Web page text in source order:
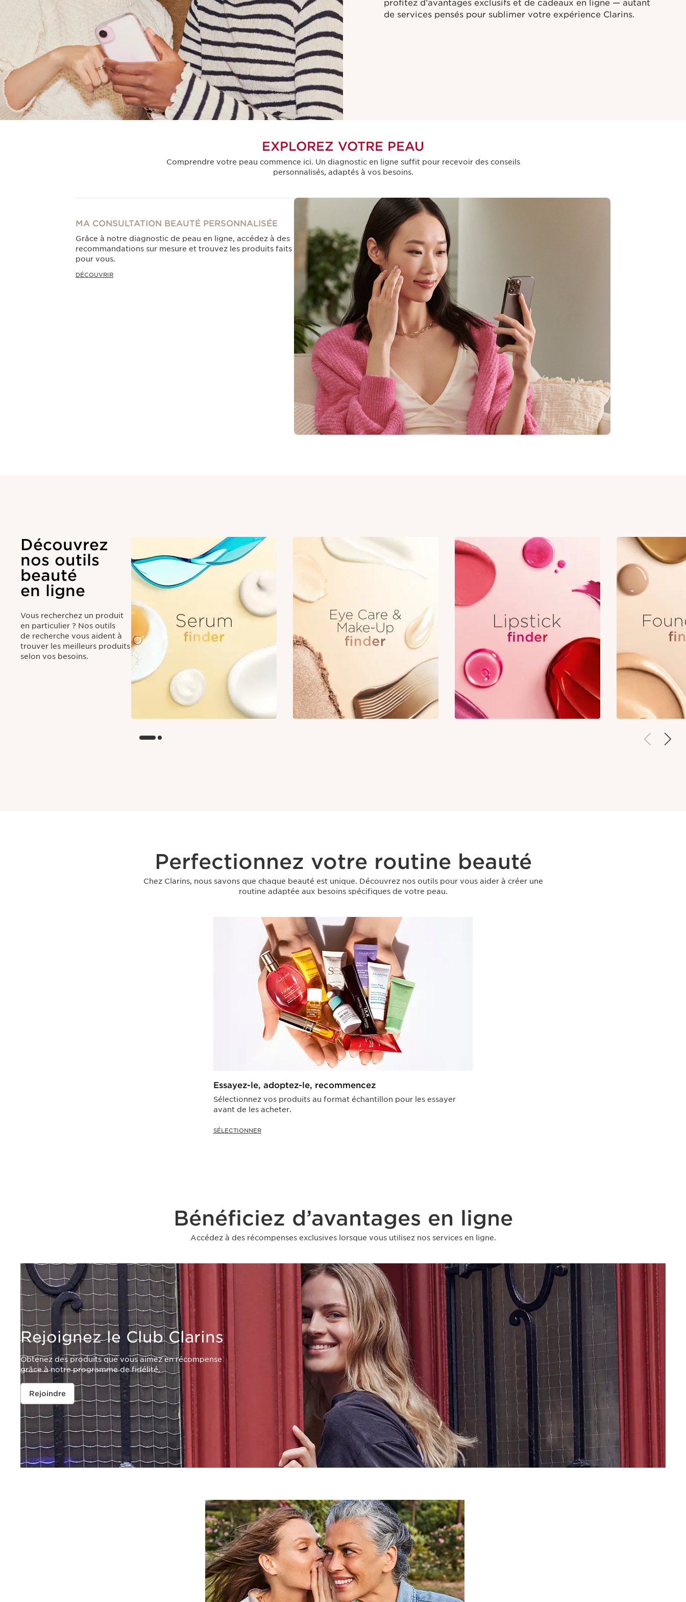
profitez d’avantages exclusifs et de cadeaux en ligne — autant
de services pensés pour sublimer votre expérience Clarins.
EXPLOREZ VOTRE PEAU
Comprendre votre peau commence ici. Un diagnostic en ligne suffit pour recevoir des conseils
personnalisés, adaptés à vos besoins.
MA CONSULTATION BEAUTÉ PERSONNALISÉE
Grâce à notre diagnostic de peau en ligne, accédez à des
recommandations sur mesure et trouvez les produits faits
pour vous.
DÉCOUVRIR
Découvrez
nos outils
beauté
en ligne
Vous recherchez un produit
en particulier ? Nos outils
de recherche vous aident à
trouver les meilleurs produits
selon vos besoins.
Perfectionnez votre routine beauté
Chez Clarins, nous savons que chaque beauté est unique. Découvrez nos outils pour vous aider à créer une
routine adaptée aux besoins spécifiques de votre peau.
Essayez-le, adoptez-le, recommencez
Sélectionnez vos produits au format échantillon pour les essayer
avant de les acheter.
SÉLECTIONNER
Bénéficiez d’avantages en ligne
Accédez à des récompenses exclusives lorsque vous utilisez nos services en ligne.
Rejoignez le Club Clarins
Obtenez des produits que vous aimez en récompense
grâce à notre programme de fidélité.
Rejoindre